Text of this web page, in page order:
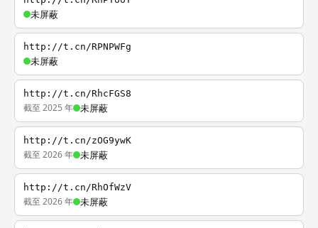
未屏蔽
http://t.cn/RPNPWFg
未屏蔽
http://t.cn/RhcFGS8
截至 2025 年 未屏蔽
http://t.cn/zOG9ywK
截至 2026 年 未屏蔽
http://t.cn/RhOfWzV
截至 2026 年 未屏蔽